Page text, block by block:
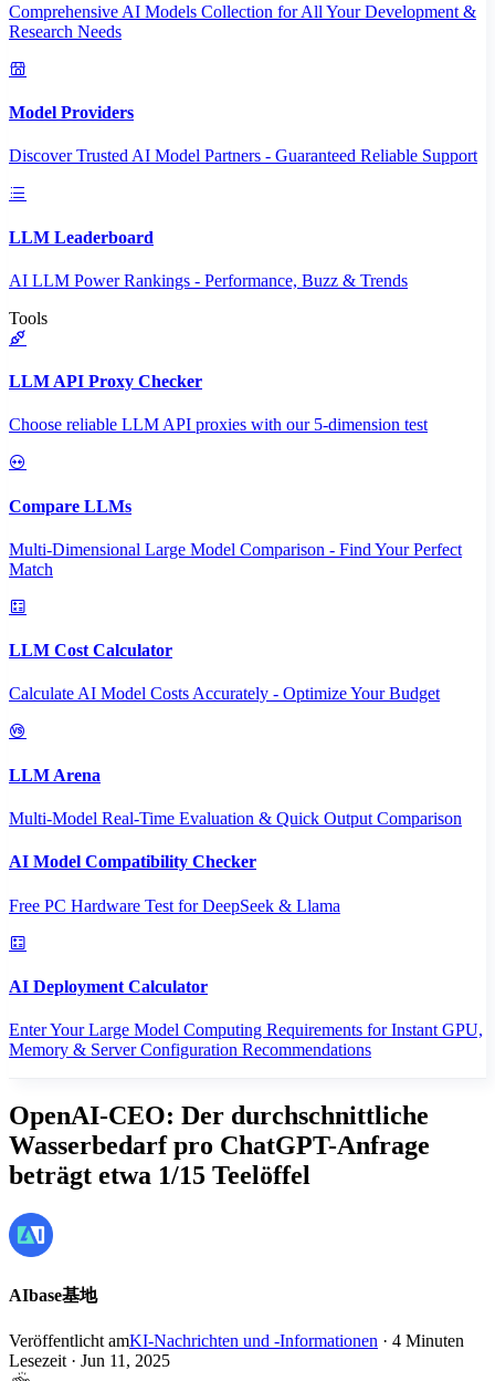
Comprehensive AI Models Collection for All Your Development &
Research Needs
Model Providers
Discover Trusted AI Model Partners - Guaranteed Reliable Support
LLM Leaderboard
AI LLM Power Rankings - Performance, Buzz & Trends
Tools
LLM API Proxy Checker
Choose reliable LLM API proxies with our 5-dimension test
Compare LLMs
Multi-Dimensional Large Model Comparison - Find Your Perfect
Match
LLM Cost Calculator
Calculate AI Model Costs Accurately - Optimize Your Budget
LLM Arena
Multi-Model Real-Time Evaluation & Quick Output Comparison
AI Model Compatibility Checker
Free PC Hardware Test for DeepSeek & Llama
AI Deployment Calculator
Enter Your Large Model Computing Requirements for Instant GPU,
Memory & Server Configuration Recommendations
OpenAI-CEO: Der durchschnittliche
Wasserbedarf pro ChatGPT-Anfrage
beträgt etwa 1/15 Teelöffel
AIbase基地
Veröffentlicht amKI-Nachrichten und -Informationen · 4 Minuten
Lesezeit · Jun 11, 2025